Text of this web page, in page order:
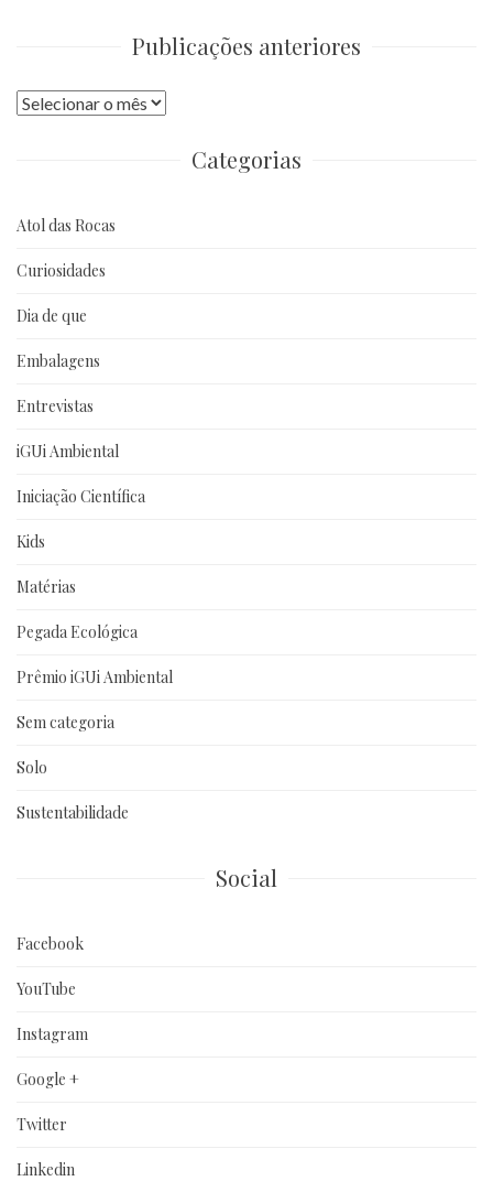
Publicações anteriores
Publicações
Categorias
Atol das Rocas
Curiosidades
Dia de que
Embalagens
Entrevistas
iGUi Ambiental
Iniciação Científica
Kids
Matérias
Pegada Ecológica
Prêmio iGUi Ambiental
Sem categoria
Solo
Sustentabilidade
Social
Facebook
YouTube
Instagram
Google +
Twitter
Linkedin